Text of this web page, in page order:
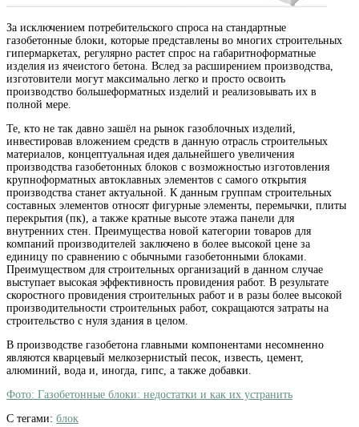
За исключением потребительского спроса на стандартные
газобетонные блоки, которые представлены во многих строительных
гипермаркетах, регулярно растет спрос на габаритноформатные
изделия из ячеистого бетона. Вслед за расширением производства,
изготовители могут максимально легко и просто освоить
производство большеформатных изделий и реализовывать их в
полной мере.
Те, кто не так давно зашёл на рынок газоблочных изделий,
инвестировав вложением средств в данную отрасль строительных
материалов, концептуальная идея дальнейшего увеличения
производства газобетонных блоков с возможностью изготовления
крупноформатных автоклавных элементов с самого открытия
производства станет актуальной. К данным группам строительных
составных элементов относят фигурные элементы, перемычки, плиты
перекрытия (пк), а также кратные высоте этажа панели для
внутренних стен. Преимущества новой категории товаров для
компаний производителей заключено в более высокой цене за
единицу по сравнению с обычными газобетонными блоками.
Преимуществом для строительных организаций в данном случае
выступает высокая эффективность провидения работ. В результате
скоростного провидения строительных работ и в разы более высокой
производительности строительных работ, сокращаются затраты на
строительство с нуля здания в целом.
В производстве газобетона главными компонентами несомненно
являются кварцевый мелкозернистый песок, известь, цемент,
алюминий, вода и, иногда, гипс, а также добавки.
Фото: Газобетонные блоки: недостатки и как их устранить
С тегами: блок